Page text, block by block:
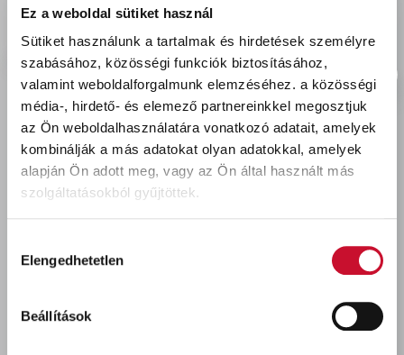
Ez a weboldal sütiket használ
Sütiket használunk a tartalmak és hirdetések személyre
szabásához, közösségi funkciók biztosításához,
valamint weboldalforgalmunk elemzéséhez. a közösségi
média-, hirdető- és elemező partnereinkkel megosztjuk
az Ön weboldalhasználatára vonatkozó adatait, amelyek
kombinálják a más adatokat olyan adatokkal, amelyek
alapján Ön adott meg, vagy az Ön által használt más
szolgáltatásokból gyűjtöttek.
kiválasztása
Elengedhetetlen
Beállítások
Személyes átvétel:
Kiszállítás - MPL csomagfeladás:
1 990 Ft
Utoljára megtekintett termékek